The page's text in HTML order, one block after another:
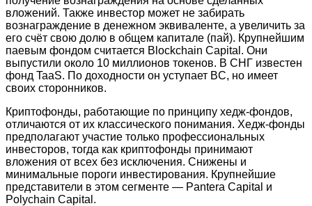
вложений. Также инвестор может не забирать
вознаграждение в денежном эквиваленте, а увеличить за
его счёт свою долю в общем капитале (пай). Крупнейшим
паевым фондом считается Blockchain Capital. Они
выпустили около 10 миллионов токенов. В СНГ известен
фонд TaaS. По доходности он уступает BC, но имеет
своих сторонников.
Криптофонды, работающие по принципу хедж-фондов,
отличаются от их классического понимания. Хедж-фонды
предполагают участие только профессиональных
инвесторов, тогда как криптофонды принимают
вложения от всех без исключения. Снижены и
минимальные пороги инвестирования. Крупнейшие
представители в этом сегменте — Pantera Capital и
Polychain Capital.